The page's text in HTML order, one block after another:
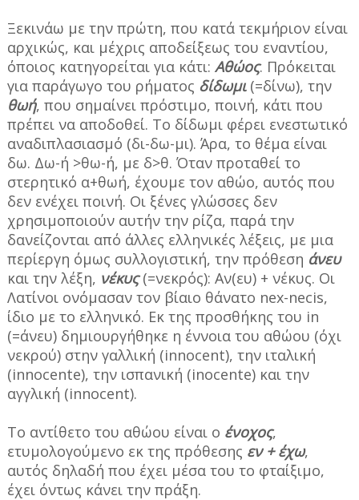
Ξεκινάω με την πρώτη, που κατά τεκμήριον είναι
αρχικώς, και μέχρις αποδείξεως του εναντίου,
όποιος κατηγορείται για κάτι: Αθώος. Πρόκειται
για παράγωγο του ρήματος δίδωμι(=δίνω), την
θωή, που σημαίνει πρόστιμο, ποινή, κάτι που
πρέπει να αποδοθεί. Το δίδωμι φέρει ενεστωτικό
αναδιπλασιασμό (δι-δω-μι). Άρα, το θέμα είναι
δω. Δω-ή >θω-ή, με δ>θ. Όταν προταθεί το
στερητικό α+θωή, έχουμε τον αθώο, αυτός που
δεν ενέχει ποινή. Οι ξένες γλώσσες δεν
χρησιμοποιούν αυτήν την ρίζα, παρά την
δανείζονται από άλλες ελληνικές λέξεις, με μια
περίεργη όμως συλλογιστική, την πρόθεση άνευ
και την λέξη, νέκυς(=νεκρός): Αν(ευ) + νέκυς. Οι
Λατίνοι ονόμασαν τον βίαιο θάνατο nex-necis,
ίδιο με το ελληνικό. Εκ της προσθήκης του in
(=άνευ) δημιουργήθηκε η έννοια του αθώου (όχι
νεκρού) στην γαλλική (innocent), την ιταλική
(innocente), την ισπανική (inocente) και την
αγγλική (innocent).
Το αντίθετο του αθώου είναι ο ένοχος,
ετυμολογούμενο εκ της πρόθεσης εν + έχω,
αυτός δηλαδή που έχει μέσα του το φταίξιμο,
έχει όντως κάνει την πράξη.